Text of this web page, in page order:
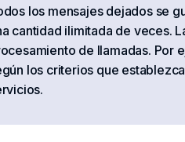
los mensajes dejados se
cantidad ilimitada de veces.
de llamadas. Por
los criterios que